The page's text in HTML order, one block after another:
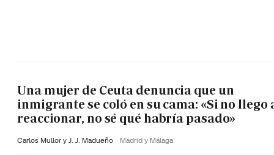
Una mujer de Ceuta denuncia que un
inmigrante se coló en su cama: «Si no llego
reaccionar, no sé qué habría pasado»
Carlos Mullor y J. J. Madueño Madrid y Málaga